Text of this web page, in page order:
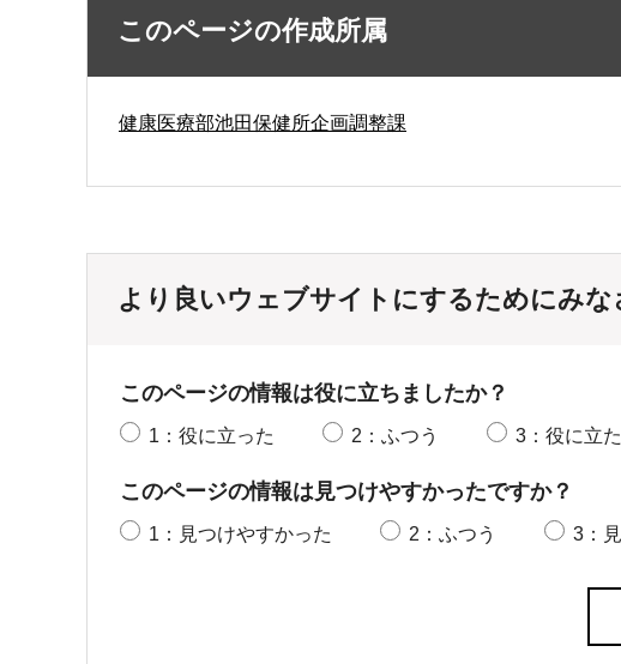
このページの作成所属
健康医療部池田保健所企画調整課
より良いウェブサイトにするためにみ
このページの情報は役に立ちましたか？
1：役に立った 2：ふつう 3：役に立
このページの情報は見つけやすかったですか？
1：見つけやすかった 2：ふつう 3：